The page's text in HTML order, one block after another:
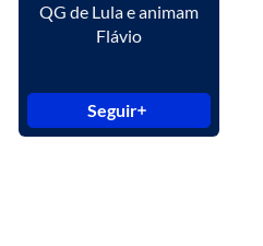
QG de Lula e animam
Flávio
Seguir